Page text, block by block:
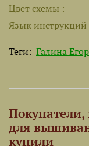
Цвет схемы
Язык инструкций
Теги: Галина
для
купили